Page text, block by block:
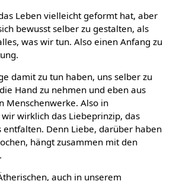
Leben vielleicht geformt hat, aber
bewusst selber zu gestalten, als
was wir tun. Also einen Anfang zu
damit zu tun haben, uns selber zu
Hand zu nehmen und eben aus
Menschenwerke. Also in
wirklich das Liebeprinzip, das
entfalten. Denn Liebe, darüber haben
hängt zusammen mit den
auch in unserem